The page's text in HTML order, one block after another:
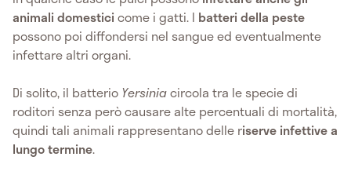
animali domesticicome i gatti. I batteri della peste
possono poi diffondersi nel sangue ed eventualmente
infettare altri organi.
Di solito, il batterio Yersiniacircola tra le specie di
roditori senza però causare alte percentuali di mortalità,
quindi tali animali rappresentano delle riserve infettive a
lungo termine.